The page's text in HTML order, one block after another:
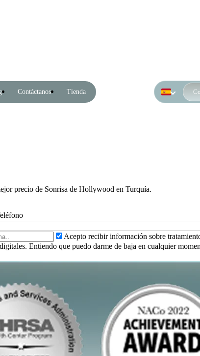
Contáctanos Tienda
precio de Sonrisa de Hollywood en Turquía.
Acepto recibir información sobre
Entiendo que puedo darme de baja en cualquier